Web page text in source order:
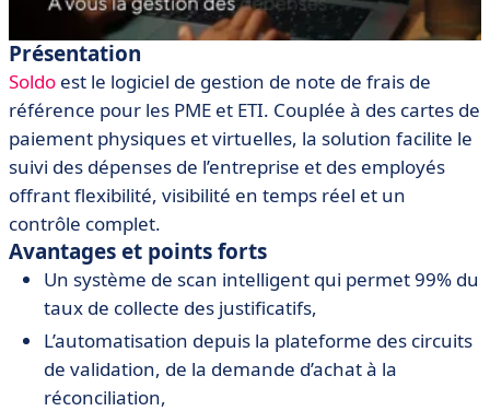
Présentation
Soldo est le logiciel de gestion de note de frais de
référence pour les PME et ETI. Couplée à des cartes de
paiement physiques et virtuelles, la solution facilite le
suivi des dépenses de l’entreprise et des employés
offrant flexibilité, visibilité en temps réel et un
contrôle complet.
Avantages et points forts
Un système de scan intelligent qui permet 99% du
taux de collecte des justificatifs,
L’automatisation depuis la plateforme des circuits
de validation, de la demande d’achat à la
réconciliation,